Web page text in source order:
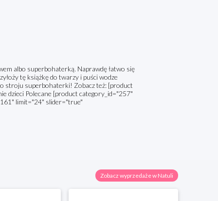
albo superbohaterką. Naprawdę łatwo się
tę książkę do twarzy i puści wodze
stroju superbohaterki! Zobacz też: [product
dzieci Polecane [product category_id="257"
limit="24" slider="true"
Zobacz wyprzedaże w Natuli